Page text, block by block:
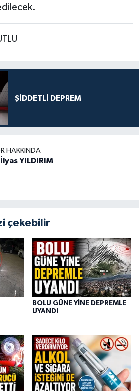
ŞİDDETLİ DEPREM
HAKKINDA
İlyas YILDIRIM
çekebilir
BOLU GÜNE YİNE DEPREMLE
UYANDI